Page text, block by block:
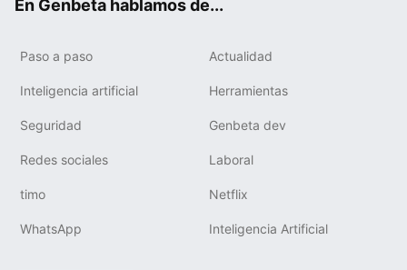
En Genbeta hablamos de...
Paso a paso Actualidad
Inteligencia artificial Herramientas
Seguridad Genbeta dev
Redes sociales Laboral
timo Netflix
WhatsApp Inteligencia Artificial